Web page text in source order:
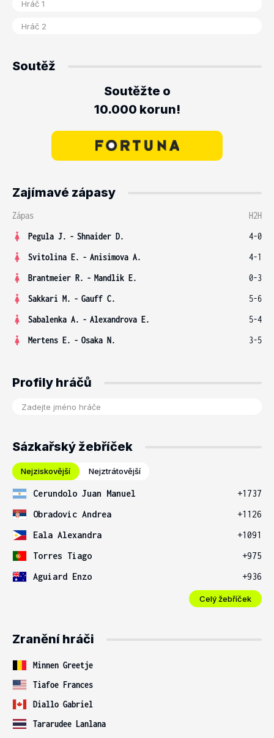
Soutěž
Soutěžte o
10.000 korun!
Zajímavé zápasy
Zápas
H2H
Pegula J. - Shnaider D.
4-0
Svitolina E. - Anisimova A.
4-1
Brantmeier R. - Mandlik E.
0-3
Sakkari M. - Gauff C.
5-6
Sabalenka A. - Alexandrova E.
5-4
Mertens E. - Osaka N. 3-5
Profily hráčů
Sázkařský žebříček
Nejziskovější Nejztrátovější
Cerundolo Juan Manuel
+1737
Obradovic Andrea
+1126
Eala Alexandra
+1091
Torres Tiago
+975
Aguiard Enzo
+936
Celý žebříček
Zranění hráči
Minnen Greetje
Tiafoe Frances
Diallo Gabriel
Tararudee Lanlana